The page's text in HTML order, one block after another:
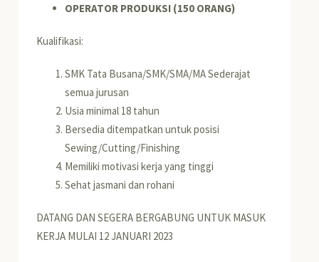
OPERATOR PRODUKSI (150 ORANG)
Kualifikasi:
SMK Tata Busana/SMK/SMA/MA Sederajat
semua jurusan
Usia minimal 18 tahun
Bersedia ditempatkan untuk posisi
Sewing/Cutting/Finishing
Memiliki motivasi kerja yang tinggi
Sehat jasmani dan rohani
DATANG DAN SEGERA BERGABUNG UNTUK MASUK
KERJA MULAI 12 JANUARI 2023